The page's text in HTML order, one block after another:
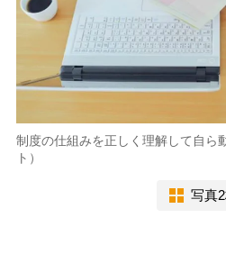
制度の仕組みを正しく理解して自ら
ト）
写真